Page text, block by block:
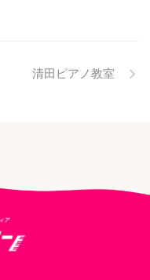
清田ピアノ教室